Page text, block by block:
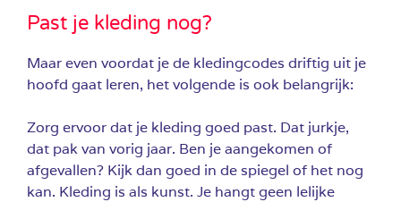
Past je kleding nog?
Maar even voordat je de kledingcodes driftig uit je
hoofd gaat leren, het volgende is ook belangrijk:
Zorg ervoor dat je kleding goed past. Dat jurkje,
dat pak van vorig jaar. Ben je aangekomen of
afgevallen? Kijk dan goed in de spiegel of het nog
kan. Kleding is als kunst. Je hangt geen lelijke